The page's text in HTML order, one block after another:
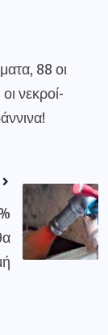
88 οι
νεκροί-